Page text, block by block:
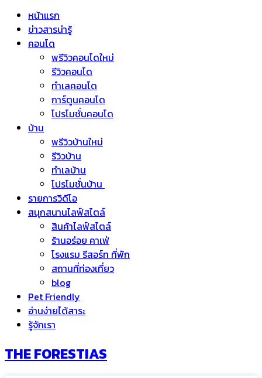
หน้าแรก
ข่าวสารน่ารู้
คอนโด
พรีวิวคอนโดใหม่
รีวิวคอนโด
ทำเลคอนโด
การ์ตูนคอนโด
โปรโมชั่นคอนโด
บ้าน
พรีวิวบ้านใหม่
รีวิวบ้าน
ทำเลบ้าน
โปรโมชั่นบ้าน
รายการวิดีโอ
สนุกสนานไลฟ์สไตล์
สินค้าไลฟ์สไตล์
ร้านอร่อย คาเฟ่
โรงแรม รีสอร์ท ที่พัก
สถานที่ท่องเที่ยว
blog
Pet Friendly
อ่านง่ายได้สาระ
รู้จักเรา
THE FORESTIAS